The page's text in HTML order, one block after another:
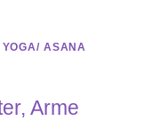
YOGA/ ASANA
Arme